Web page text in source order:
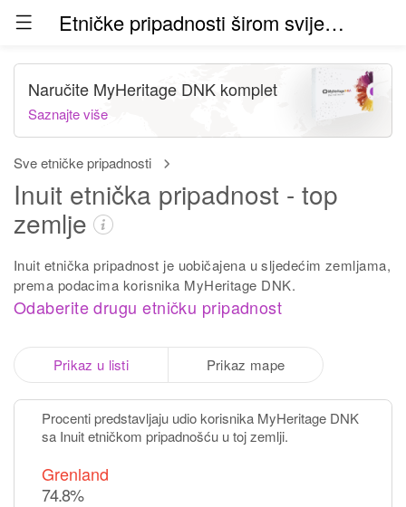
Etničke pripadnosti širom svijeta (beta)
Sve etničke pripadnosti
Inuit etnička pripadnost - top
zemlje
Inuit etnička pripadnost je uobičajena u sljedećim zemljama,
prema podacima korisnika MyHeritage DNK.
Odaberite drugu etničku pripadnost
Naručite MyHeritage DNK komplet
Saznajte više
Prikaz u listi Prikaz mape
Procenti predstavljaju udio korisnika MyHeritage DNK
sa Inuit etničkom pripadnošću u toj zemlji.
Grenland
74.8%